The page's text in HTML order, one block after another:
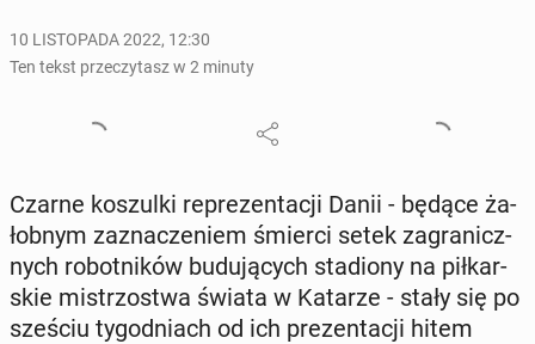
10 LISTOPADA 2022, 12:30
Ten tekst przeczytasz w 2 minuty
Czarne ko­szul­ki re­pre­zen­ta­cji Danii - będące ża­
łob­nym za­zna­cze­niem śmierci setek za­gra­nicz­
nych ro­bot­ni­ków bu­du­ją­cych sta­dio­ny na pił­kar­
skie mi­strzo­stwa świata w Katarze - stały się po
sześciu ty­go­dniach od ich pre­zen­ta­cji hitem